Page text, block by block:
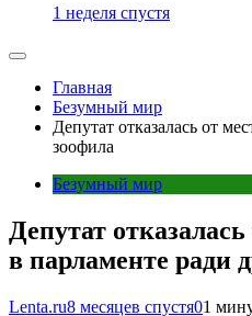
1 неделя спустя
Главная
Безумный мир
Депутат отказалась от
зоофила
Безумный мир
Депутат
в парламенте ради
Lenta.ru8 месяцев спустя01